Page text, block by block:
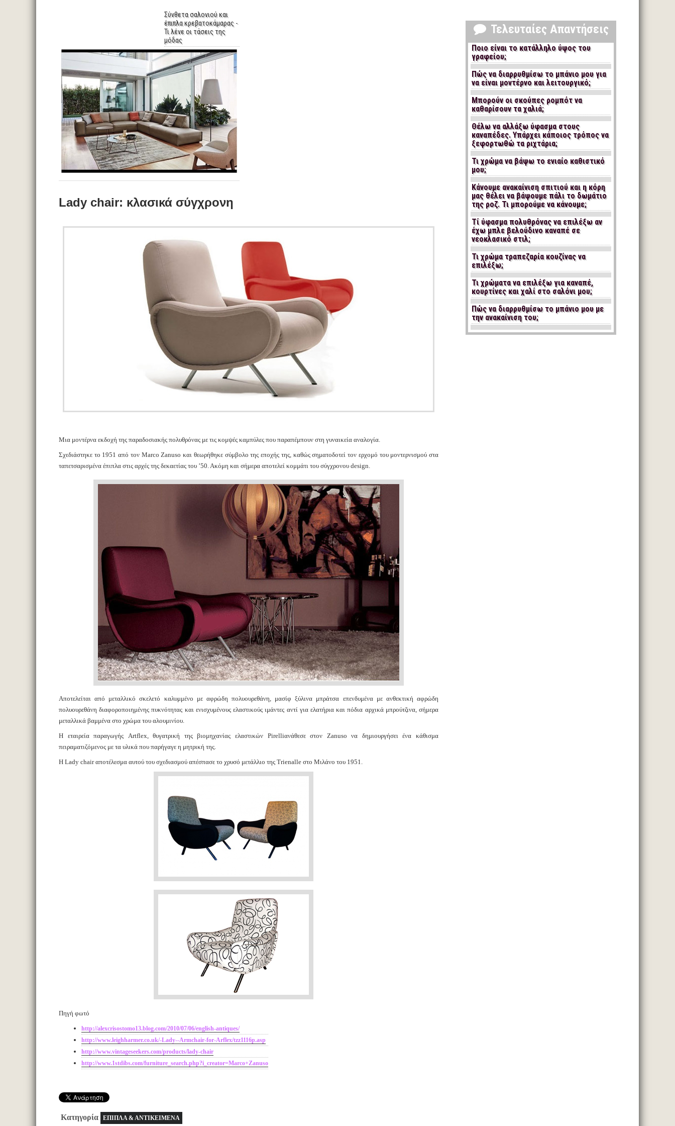
Σύνθετα σαλονιού και
έπιπλα κρεβατοκάμαρας -
Τι λένε οι τάσεις της
μόδας
Lady chair: κλασικά σύγχρονη
Μια μοντέρνα εκδοχή της παραδοσιακής πολυθρόνας με τις κομψές καμπύλες που παραπέμπουν στη γυναικεία αναλογία.
Σχεδιάστηκε το 1951 από τον Marco Zanuso και θεωρήθηκε σύμβολο της εποχής της, καθώς σηματοδοτεί τον ερχομό του μοντερνισμού στα
ταπετσαρισμένα έπιπλα στις αρχές της δεκαετίας του ’50. Ακόμη και σήμερα αποτελεί κομμάτι του σύγχρονου design.
Αποτελείται από μεταλλικό σκελετό καλυμμένο με αφρώδη πολυουρεθάνη, μασίφ ξύλινα μπράτσα επενδυμένα με ανθεκτική αφρώδη
πολυουρεθάνη διαφοροποιημένης πυκνότητας και ενισχυμένους ελαστικούς ιμάντες αντί για ελατήρια και πόδια αρχικά μπρούτζινα, σήμερα
μεταλλικά βαμμένα στο χρώμα του αλουμινίου.
Η εταιρεία παραγωγής Artflex, θυγατρική της βιομηχανίας ελαστικών Pirelliανάθεσε στον Zanuso να δημιουργήσει ένα κάθισμα
πειραματιζόμενος με τα υλικά που παρήγαγε η μητρική της.
Η Lady chair αποτέλεσμα αυτού του σχεδιασμού απέσπασε το χρυσό μετάλλιο της Trienalle στο Μιλάνο του 1951.
Πηγή φωτό
http://alexcrisostomo13.blog.com/2010/07/06/english-antiques/
http://www.leighharmer.co.uk/-Lady--Armchair-for-Arflex/tzz1116p.asp
http://www.vintageseekers.com/products/lady-chair
http://www.1stdibs.com/furniture_search.php?i_creator=Marco+Zanuso
Κατηγορία ΕΠΙΠΛΑ & ΑΝΤΙΚΕΙΜΕΝΑ
Τελευταίες Απαντήσεις
Ποιο είναι το κατάλληλο ύψος του
γραφείου;
Πώς να διαρρυθμίσω το μπάνιο μου για
να είναι μοντέρνο και λειτουργικό;
Μπορούν οι σκούπες ρομπότ να
καθαρίσουν τα χαλιά;
Θέλω να αλλάξω ύφασμα στους
καναπέδες. Υπάρχει κάποιος τρόπος να
ξεφορτωθώ τα ριχτάρια;
Τι χρώμα να βάψω το ενιαίο καθιστικό
μου;
Κάνουμε ανακαίνιση σπιτιού και η κόρη
μας θέλει να βάψουμε πάλι το δωμάτιο
της ροζ. Τι μπορούμε να κάνουμε;
Τί ύφασμα πολυθρόνας να επιλέξω αν
έχω μπλε βελούδινο καναπέ σε
νεοκλασικό στιλ;
Τι χρώμα τραπεζαρία κουζίνας να
επιλέξω;
Τι χρώματα να επιλέξω για καναπέ,
κουρτίνες και χαλί στο σαλόνι μου;
Πώς να διαρρυθμίσω το μπάνιο μου με
την ανακαίνιση του;